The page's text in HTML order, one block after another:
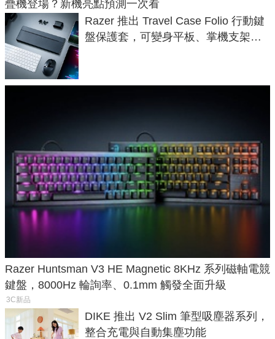
疊機登場？新機亮點預測一次看
Razer 推出 Travel Case Folio 行動鍵
盤保護套，可變身平板、掌機支架，
Razer Huntsman V3 HE Magnetic 8KHz 系列磁軸電競
鍵盤，8000Hz 輪詢率、0.1mm 觸發全面升級
3C新品
DIKE 推出 V2 Slim 筆型吸塵器系列，
整合充電與自動集塵功能